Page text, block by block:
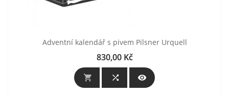
Adventní kalendář s pivem Pilsner Urquell
Cena
830,00 Kč
  